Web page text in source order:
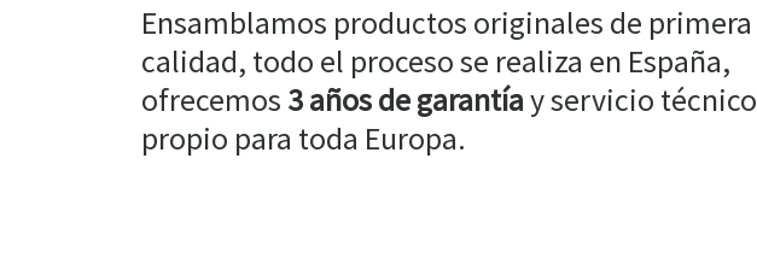
Ensamblamos productos originales de primera
calidad, todo el proceso se realiza en España,
ofrecemos 3 años de garantíay servicio técnico
propio para toda Europa.